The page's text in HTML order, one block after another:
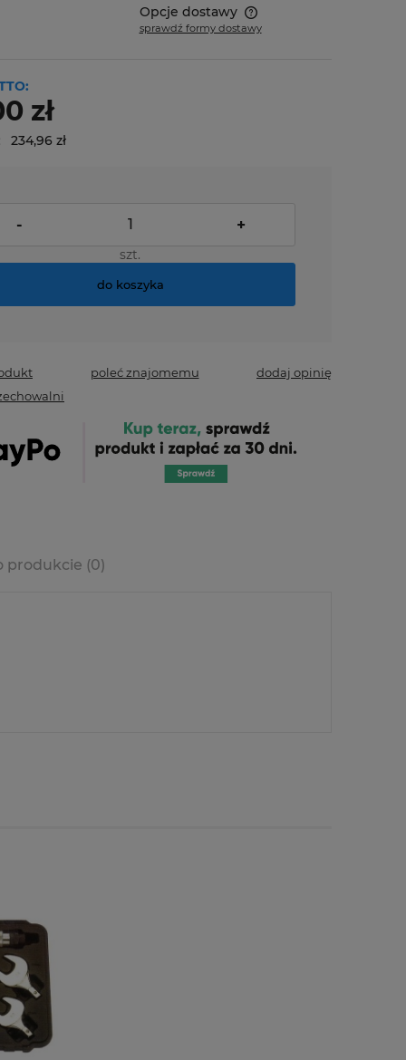
Opcje dostawy
sprawdź formy dostawy
zł
234,96 zł
- +
szt.
do koszyka
poleć znajomemu
dodaj opinię
produkcie (0)